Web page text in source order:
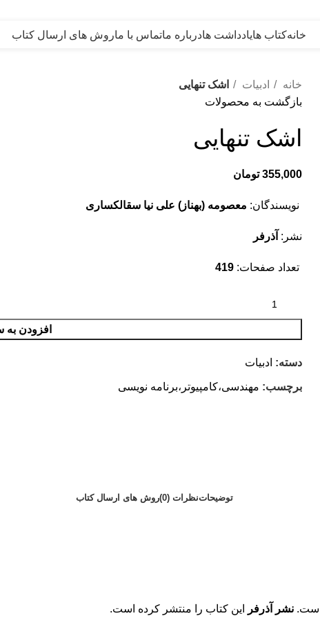
خانهکتاب هایادداشت هادرباره ماتماس با ماروش های ارسال کتاب
خانه ادبیات
اشک تنهایی
بازگشت به محصولات
اشک تنهایی
355,000 تومان
نویسندگان: معصومه (بهناز) علی نیا سقالکساری
نشر: آذرفر
تعداد صفحات:
افزودن به
دسته: ادبیات
برچسب: مهندسی،کامپیوتر،برنامه نویسی
توضیحاتنظرات (0) روش های ارسال کتاب
است. نشر آذرفر این کتاب را منتشر کرده است.